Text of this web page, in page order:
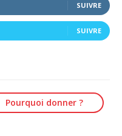
SUIVRE
SUIVRE
Pourquoi donner ?